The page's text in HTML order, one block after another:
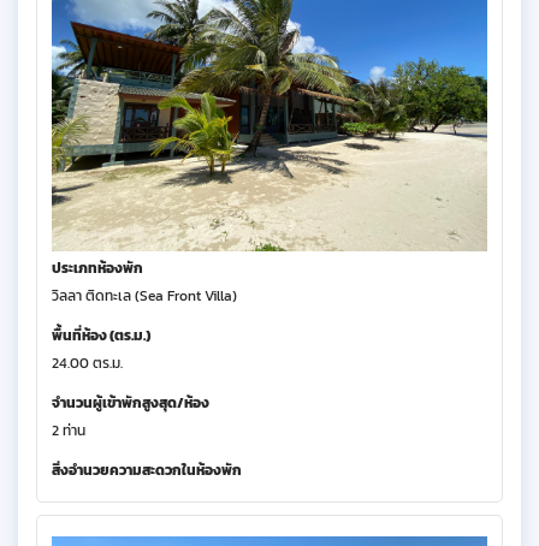
ประเภทห้องพัก
วิลลา ติดทะเล (Sea Front Villa)
พื้นที่ห้อง (ตร.ม.)
24.00 ตร.ม.
จำนวนผู้เข้าพักสูงสุด/ห้อง
2 ท่าน
สิ่งอำนวยความสะดวกในห้องพัก